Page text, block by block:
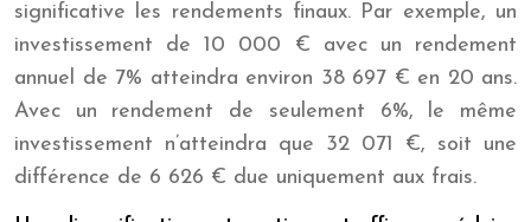
significative les rendements finaux. Par exemple, un
investissement de 10 000 € avec un rendement
annuel de 7% atteindra environ 38 697 € en 20 ans.
Avec un rendement de seulement 6%, le même
investissement n’atteindra que 32 071 €, soit une
différence de 6 626 € due uniquement aux frais.